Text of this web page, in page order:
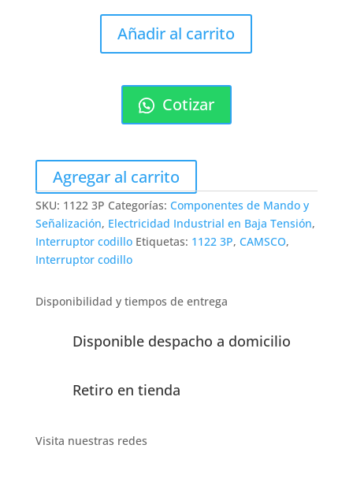
Añadir al carrito
Cotizar
Agregar al carrito
SKU: 1122 3P Categorías: Componentes de Mando y
Señalización, Electricidad Industrial en Baja Tensión,
Interruptor codillo Etiquetas: 1122 3P, CAMSCO,
Interruptor codillo
Disponibilidad y tiempos de entrega
Disponible despacho a domicilio
Retiro en tienda
Visita nuestras redes